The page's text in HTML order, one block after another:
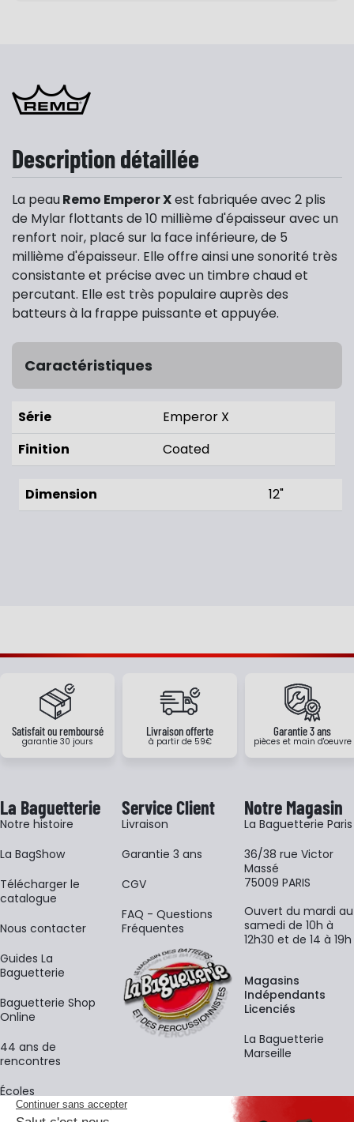
Description détaillée
La peauRemo Emperor Xest fabriquée avec 2 plis
de Mylar flottants de 10 millième d'épaisseur avec un
renfort noir, placé sur la face inférieure, de 5
millième d'épaisseur. Elle offre ainsi une sonorité très
consistante et précise avec un timbre chaud et
percutant. Elle est très populaire auprès des
batteurs à la frappe puissante et appuyée.
Caractéristiques
Série
Emperor X
Finition
Coated
Dimension 12"
Satisfait ou remboursé
garantie 30 jours
Livraison offerte
à partir de 59€
Garantie 3 ans
pièces et main d'oeuvre
La Baguetterie
Notre histoire
La BagShow
​Télécharger le
catalogue
Nous contacter
Guides La
Baguetterie
Baguetterie Shop
Online
44 ans de
rencontres
Écoles
Service Client
Livraison
Garantie 3 ans
CGV
FAQ - Questions
Fréquentes
Notre Magasin
La Baguetterie Paris
36/38 rue Victor
Massé
75009 PARIS
Ouvert du mardi au
samedi de 10h à
12h30 et de 14 à 19h
Magasins
Indépendants
Licenciés
La Baguetterie
Marseille